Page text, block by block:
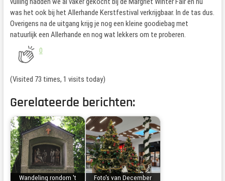
was het ook bij het Allerhande Kerstfestival verkrijgbaar. In de tas dus.
Overigens na de uitgang krijg je nog een kleine goodiebag met
natuurlijk een Allerhande en nog wat lekkers om te proberen.
0
(Visited 73 times, 1 visits today)
Gerelateerde berichten:
Wandeling rondom 't Foto's van December